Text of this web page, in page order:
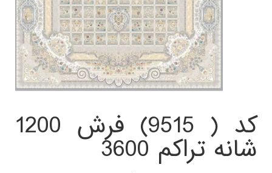
کد ( 9515) فرش 1200
شانه تراکم 3600